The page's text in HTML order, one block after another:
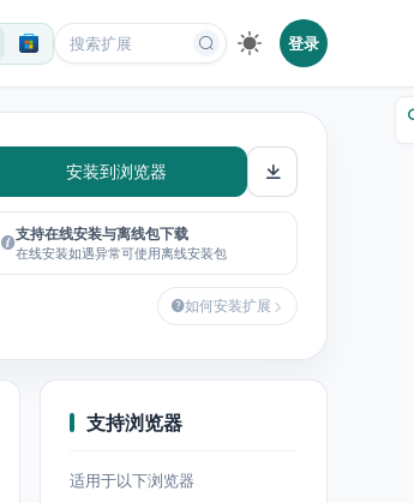
登录
安装到浏览器
支持在线安装与离线包下载
在线安装如遇异常可使用离线安装包
如何安装扩展
支持浏览器
适用于以下浏览器